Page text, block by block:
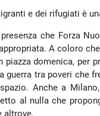
e dei rifugiati è
che Forza
A coloro
piazza domenica, per
guerra tra poveri che
Anche a
al nulla che
altrove.